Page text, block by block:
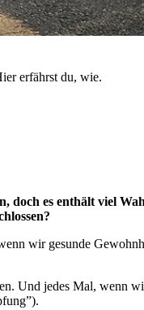
erfährst du, wie.
doch es enthält viel
wir gesunde
Und jedes Mal, wenn